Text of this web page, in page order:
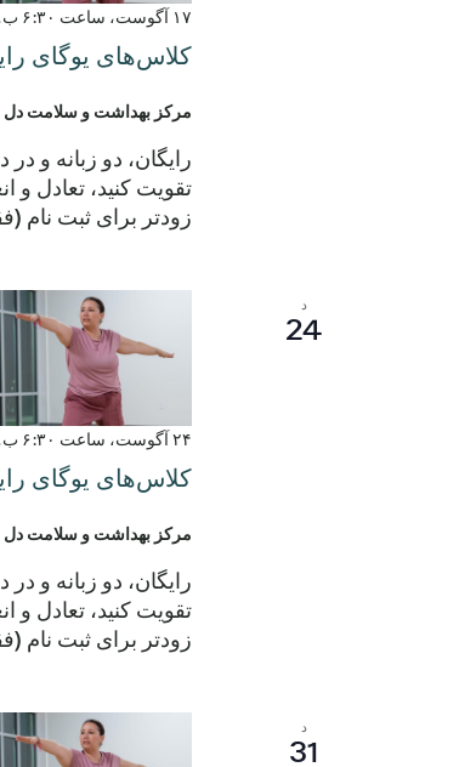
کلاس‌های یوگای
۱۷ آگوست، ساعت ۶:۳۰ ب.ظ
مرکز بهداشت و سلامت دل
رایگان، دو زبانه و
زودتر برای ثبت
د
24
کلاس‌های یوگای
۲۴ آگوست، ساعت ۶:۳۰ ب.ظ
مرکز بهداشت و سلامت دل
رایگان، دو زبانه و
زودتر برای ثبت
د
31